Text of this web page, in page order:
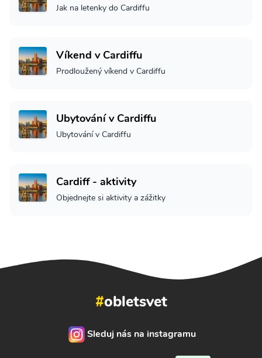
Jak na letenky do Cardiffu
Víkend v Cardiffu
Prodloužený víkend v Cardiffu
Ubytování v Cardiffu
Ubytování v Cardiffu
Cardiff - aktivity
Objednejte si aktivity a zážitky
#obletsvet
Sleduj nás na instagramu